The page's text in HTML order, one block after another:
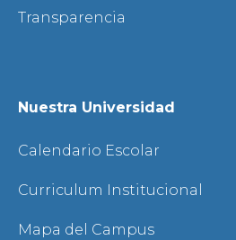
Transparencia
Nuestra Universidad
Calendario Escolar
Curriculum Institucional
Mapa del Campus